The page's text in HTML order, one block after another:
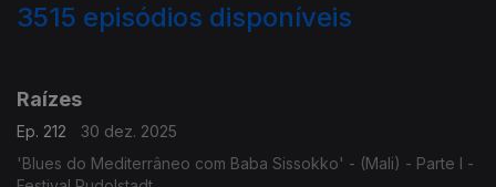
3515 episódios disponíveis
Raízes
Ep. 212
30 dez. 2025
'Blues do Mediterrâneo com Baba Sissokko' - (Mali) - Parte I -